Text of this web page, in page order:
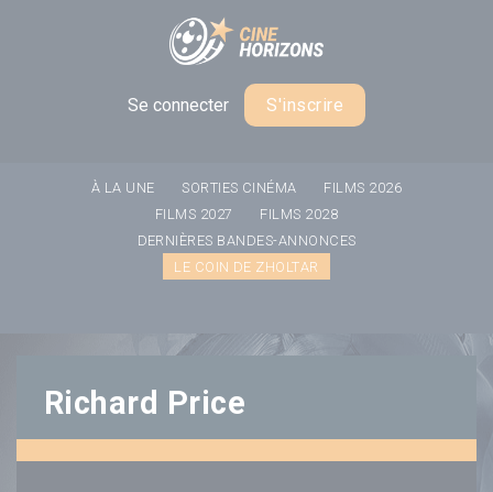
Se connecter S'inscrire
À LA UNE SORTIES CINÉMA
FILMS 2026
FILMS 2027
FILMS 2028
DERNIÈRES BANDES-ANNONCES
LE COIN DE ZHOLTAR
Richard Price
Panneau de gestion des cookies